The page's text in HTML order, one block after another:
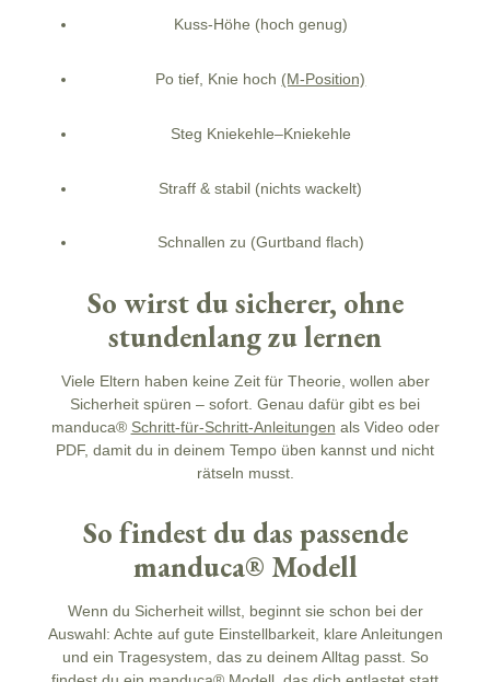
Kuss-Höhe (hoch genug)
Po tief, Knie hoch (M-Position)
Steg Kniekehle–Kniekehle
Straff & stabil (nichts wackelt)
Schnallen zu (Gurtband flach)
So wirst du sicherer, ohne
stundenlang zu lernen
Viele Eltern haben keine Zeit für Theorie, wollen aber
Sicherheit spüren – sofort. Genau dafür gibt es bei
manduca® Schritt-für-Schritt-Anleitungen als Video oder
PDF, damit du in deinem Tempo üben kannst und nicht
rätseln musst.
So findest du das passende
manduca® Modell
Wenn du Sicherheitwillst, beginnt sie schon bei der
Auswahl: Achte auf gute Einstellbarkeit, klare Anleitungen
und ein Tragesystem, das zu deinem Alltag passt. So